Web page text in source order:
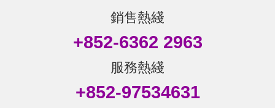
銷售熱綫
+852-6362 2963
服務熱綫
+852-97534631